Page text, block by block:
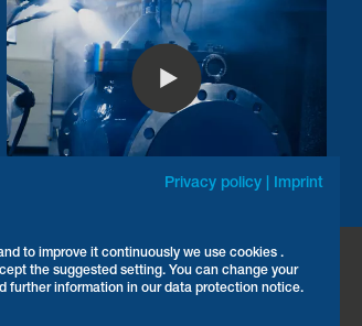
0
Privacy policy Imprint
to improve it continuously we use cookies .
the suggested setting. You can change your
further information in our data protection notice.